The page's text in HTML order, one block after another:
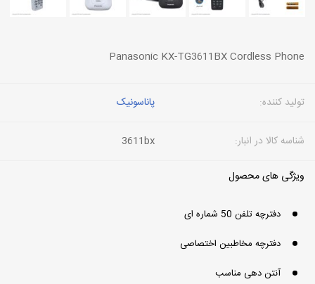
Panasonic KX-TG3611BX Cordless Phone
تولید کننده: پاناسونیک
شناسه کالا در انبار: 3611bx
ویژگی های محصول
دفترچه تلفن 50 شماره ای
دفترچه مخاطبین اختصاصی
آنتن دهی مناسب